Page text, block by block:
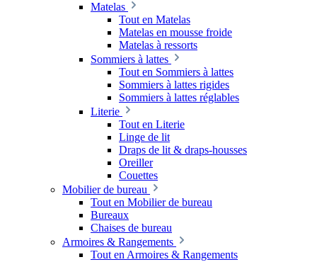
Matelas
Tout en Matelas
Matelas en mousse froide
Matelas à ressorts
Sommiers à lattes
Tout en Sommiers à lattes
Sommiers à lattes rigides
Sommiers à lattes réglables
Literie
Tout en Literie
Linge de lit
Draps de lit & draps-housses
Oreiller
Couettes
Mobilier de bureau
Tout en Mobilier de bureau
Bureaux
Chaises de bureau
Armoires & Rangements
Tout en Armoires & Rangements